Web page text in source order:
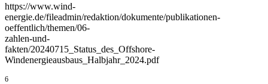
https://www.wind-
energie.de/fileadmin/redaktion/dokumente/publikationen-
oeffentlich/themen/06-
zahlen-und-
fakten/20240715_Status_des_Offshore-
Windenergieausbaus_Halbjahr_2024.pdf
6